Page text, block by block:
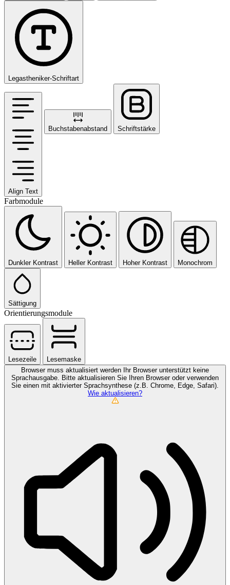
Legastheniker-Schriftart
Align Text
Buchstabenabstand Schriftstärke
Farbmodule
Dunkler Kontrast Heller Kontrast Hoher Kontrast Monochrom
Sättigung
Orientierungsmodule
Lesezeile
Lesemaske
Browser muss aktualisiert werden Ihr Browser unterstützt keine
Sprachausgabe. Bitte aktualisieren Sie Ihren Browser oder verwenden
Sie einen mit aktivierter Sprachsynthese (z.B. Chrome, Edge, Safari).
Wie aktualisieren?